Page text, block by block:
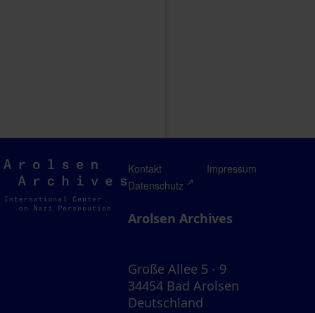
Arolsen
Archives
Kontakt
Impressum
Datenschutz
Arolsen Archives
Große Allee 5 - 9
34454 Bad Arolsen
Deutschland